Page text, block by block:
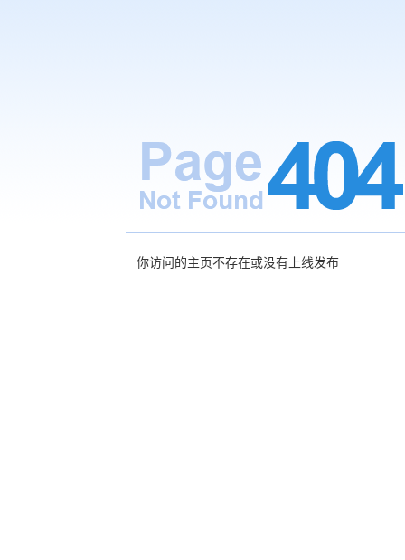
你访问的主页不存在或没有上线发布